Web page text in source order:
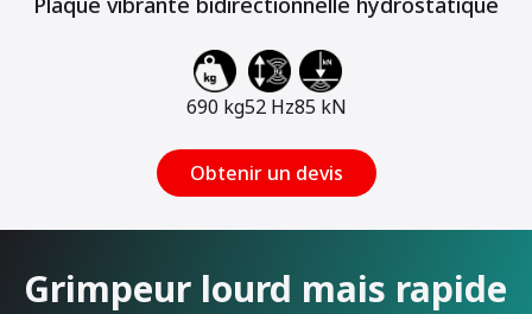
690 kg52 Hz85 kN
Obtenir un devis
Grimpeur lourd mais rapide